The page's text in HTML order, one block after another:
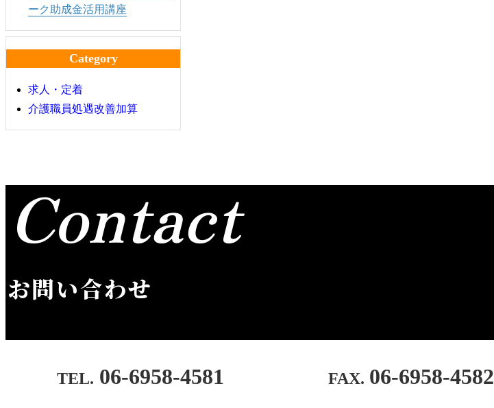
ーク助成金活用講座
Category
求人・定着
介護職員処遇改善加算
Contact
お問い合わせ
06-6958-4581 06-6958-4582